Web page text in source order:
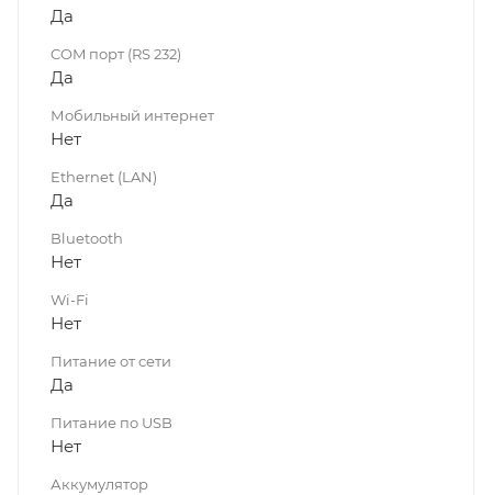
Да
COM порт (RS 232)
Да
Мобильный интернет
Нет
Ethernet (LAN)
Да
Bluetooth
Нет
Wi-Fi
Нет
Питание от сети
Да
Питание по USB
Нет
Аккумулятор